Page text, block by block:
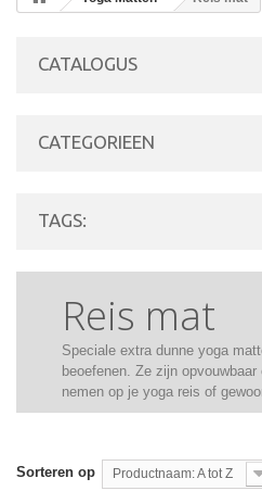
CATALOGUS
CATEGORIEEN
TAGS:
Reis mat
Speciale extra dunne yoga
beoefenen. Ze zijn
nemen op je yoga reis of
Sorteren op Productnaam: A tot Z